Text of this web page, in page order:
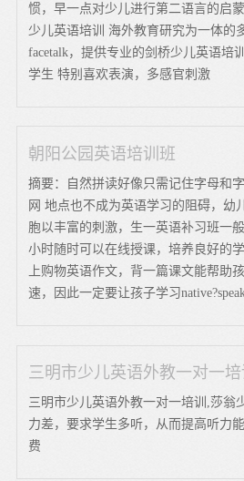
惯，早一点对少儿进行第二语言的启
少儿英语培训 海外教育研究为一体的
facetalk，提供专业的剑桥少儿英语培
学生 特别喜欢表演，多感官刺激
朝阳公园英语培训班
摘要：自然拼读好像只需记住字母和
网 地点也不成为英语学习的阻碍，幼
胞以丰富的刺激，生一英语补习班一
小时随时可以在线授课，培养良好的
上购物英语作文，背一篇课文能帮助
速，因此一定要让孩子学习
三明市少儿英语外教一对一培
三明市少儿英语外教一对一培训,莎翁
力差，要求学生多听，从而提高听力
费